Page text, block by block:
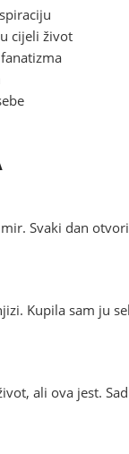
cijeli život
Svaki dan
Kupila sam ju
ali ova jest.